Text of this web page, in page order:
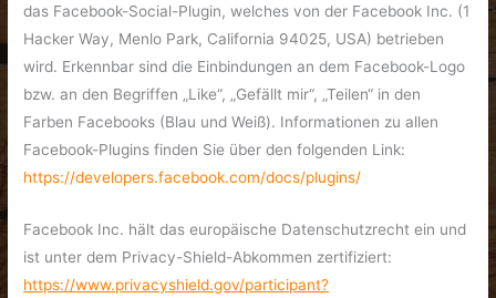
das Facebook-Social-Plugin, welches von der Facebook Inc. (1
Hacker Way, Menlo Park, California 94025, USA) betrieben
wird. Erkennbar sind die Einbindungen an dem Facebook-Logo
bzw. an den Begriffen „Like“, „Gefällt mir“, „Teilen“ in den
Farben Facebooks (Blau und Weiß). Informationen zu allen
Facebook-Plugins finden Sie über den folgenden Link:
https://developers.facebook.com/docs/plugins/
Facebook Inc. hält das europäische Datenschutzrecht ein und
ist unter dem Privacy-Shield-Abkommen zertifiziert:
https://www.privacyshield.gov/participant?